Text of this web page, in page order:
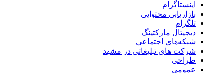
اینستاگرام
بازاریابی محتوایی
تلگرام
دیجیتال مارکتینگ
شبکه‌های اجتماعی
شرکت های تبلیغاتی در مشهد
طراحی
عمومی